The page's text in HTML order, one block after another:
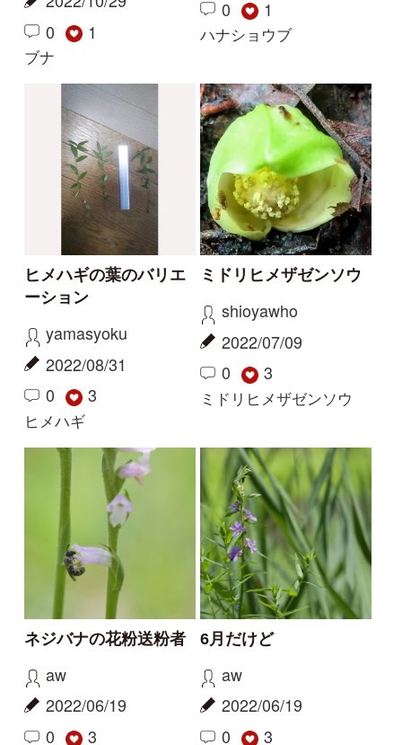
ヒメハギの葉のバリエ
ーション
yamasyoku
2022/08/31
3
ヒメハギ
ミドリヒメザゼンソウ
shioyawho
2022/07/09
3
ミドリヒメザゼンソウ
ネジバナの花粉送粉者
aw
2022/06/19
ネジバナ
6月だけど
2022/06/19
3
ミソハギ
アシカキ
yamasyoku
2022/03/02
ニセシマニシキソウ：
珍しい外来種
yamasyoku